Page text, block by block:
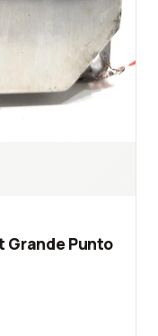
Grande Punto